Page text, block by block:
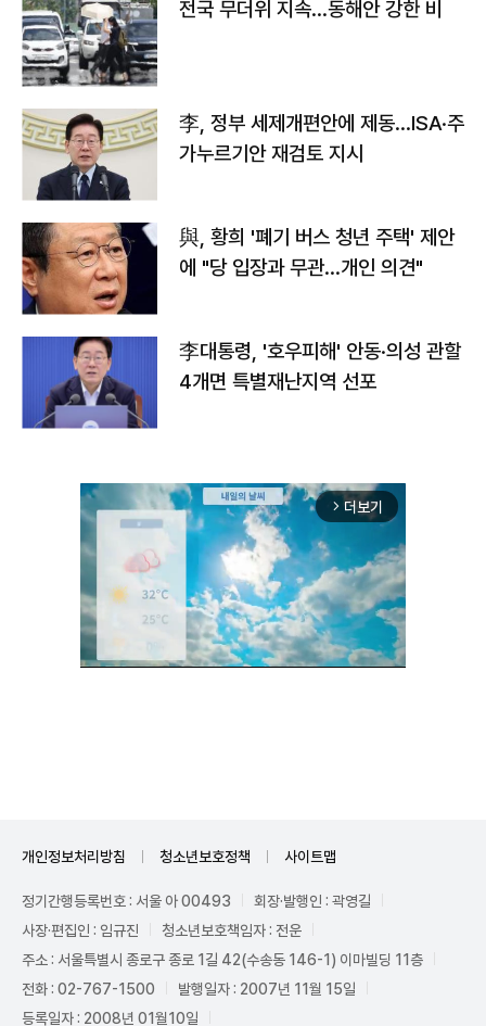
전국 무더위 지속…동해안 강한 비
李, 정부 세제개편안에 제동…ISA·주
가누르기안 재검토 지시
與, 황희 '폐기 버스 청년 주택' 제안
에 "당 입장과 무관…개인 의견"
李대통령, '호우피해' 안동·의성 관할
4개면 특별재난지역 선포
arrow_forward_ios 더보기
개인정보처리방침 청소년보호정책 사이트맵
정기간행등록번호 : 서울 아 00493
회장·발행인 : 곽영길
사장·편집인 : 임규진
청소년보호책임자 : 전운
주소 : 서울특별시 종로구 종로 1길 42(수송동 146-1) 이마빌딩 11층
전화 : 02-767-1500
발행일자 : 2007년 11월 15일
등록일자 : 2008년 01월10일